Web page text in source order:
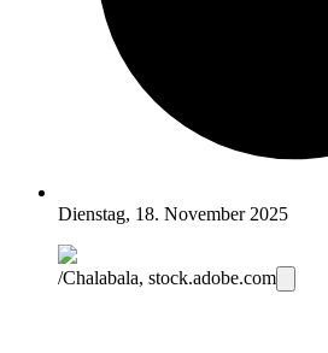
Dienstag, 18. November 2025
/Chalabala, stock.adobe.com